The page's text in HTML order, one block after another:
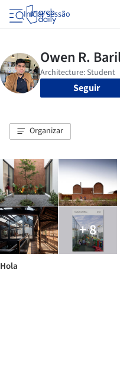
Iniciar sessão
Seguir
Organizar
+ 8
Hola